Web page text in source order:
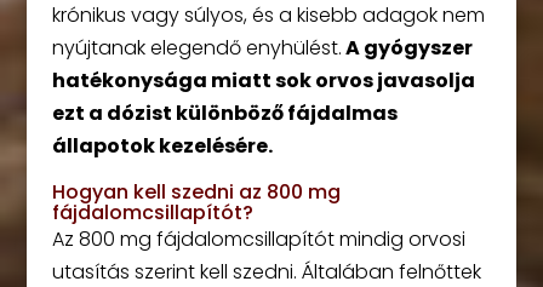
krónikus vagy súlyos, és a kisebb adagok nem
nyújtanak elegendő enyhülést.A gyógyszer
hatékonysága miatt sok orvos javasolja
ezt a dózist különböző fájdalmas
állapotok kezelésére.
Hogyan kell szedni az 800 mg
fájdalomcsillapítót?
Az 800 mg fájdalomcsillapítót mindig orvosi
utasítás szerint kell szedni. Általában felnőttek